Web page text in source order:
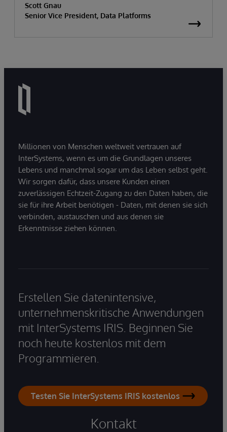
sie.
Scott Gnau
Senior Vice President, Data Platforms
Millionen von Menschen weltweit vertrauen auf
InterSystems, wenn es um die Grundlagen unseres
Lebens und manchmal sogar um das Leben selbst geht.
Wir sorgen dafür, dass unsere Kunden einen
zuverlässigen Echtzeit-Zugang zu den Daten haben, die
sie für ihre Arbeit benötigen - Daten, mit denen sie sich
verbinden, austauschen und aus denen sie
Erkenntnisse ziehen können.
Erstellen Sie datenintensive,
unternehmenskritische Anwendungen
mit InterSystems IRIS. Beginnen Sie
noch heute kostenlos mit dem
Programmieren.
Testen Sie InterSystems IRIS kostenlos
Kontakt